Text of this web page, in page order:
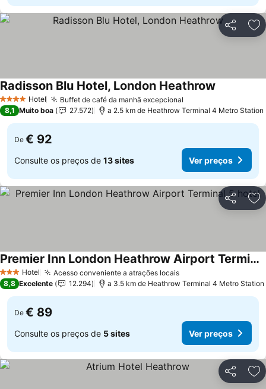
Partilhar
4 EstrelasHotel Buffet de café da manhã excepcional
Radisson Blu Hotel, London Heathrow
8,1 Muito boa 27.572 a 2.5 km de Heathrow Terminal 4 Metro Station
De € 92
Consulte os preços de 13 sites Ver preços
Partilhar
3 EstrelasHotel Acesso conveniente a atrações locaisVer preços
Premier Inn London Heathrow Airport Terminal 5 hotel
Ver preços
8,8 Excelente 12.294 a 3.5 km de Heathrow Terminal 4 Metro Station
De € 89
Consulte os preços de 5 sites Ver preços
Partilhar